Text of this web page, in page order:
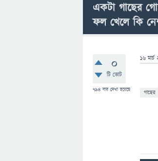
একটা গাছের
ফল খেলে কি
0
টি ভোট
794 বার দেখা হয়েছে
16
গাছের